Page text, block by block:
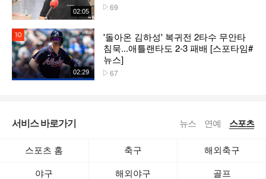
02:05 69
02:29
'돌아온 김하성' 복귀전 2타수 무안타
침묵...애틀랜타도 2-3 패배 [스포타임#
뉴스]
67
서비스 바로가기 뉴스 연예 스포츠
스포츠 홈 축구 해외축구
야구 해외야구 골프